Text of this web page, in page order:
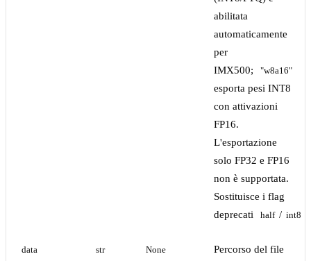
abilitata
automaticamente
per
IMX500;
"w8a16"
esporta pesi INT8
con attivazioni
FP16.
L'esportazione
solo FP32 e FP16
non è supportata.
Sostituisce i flag
deprecati
half / int8
data str None
Percorso del file